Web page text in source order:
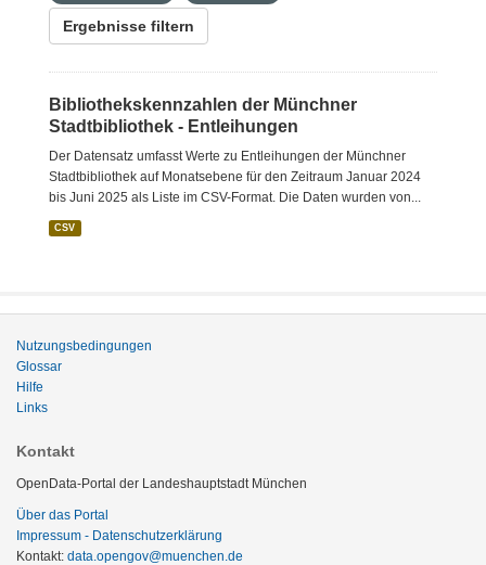
Ergebnisse filtern
Bibliothekskennzahlen der Münchner
Stadtbibliothek - Entleihungen
Der Datensatz umfasst Werte zu Entleihungen der Münchner
Stadtbibliothek auf Monatsebene für den Zeitraum Januar 2024
bis Juni 2025 als Liste im CSV-Format. Die Daten wurden von...
CSV
Nutzungsbedingungen
Glossar
Hilfe
Links
Kontakt
OpenData-Portal der Landeshauptstadt München
Über das Portal
Impressum - Datenschutzerklärung
Kontakt: data.opengov@muenchen.de